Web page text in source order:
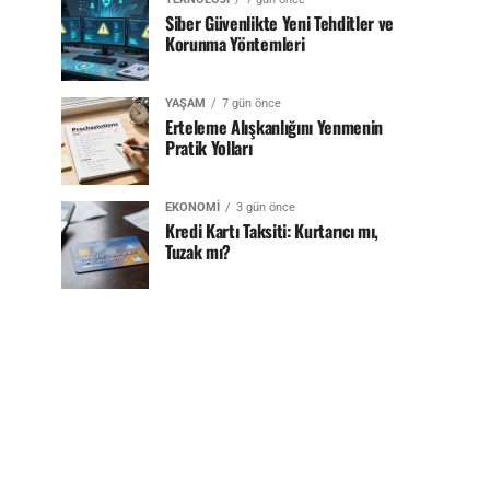
Siber Güvenlikte Yeni Tehditler ve
Korunma Yöntemleri
YAŞAM 7 gün önce
Erteleme Alışkanlığını Yenmenin
Pratik Yolları
EKONOMI 3 gün önce
Kredi Kartı Taksiti: Kurtarıcı mı,
Tuzak mı?